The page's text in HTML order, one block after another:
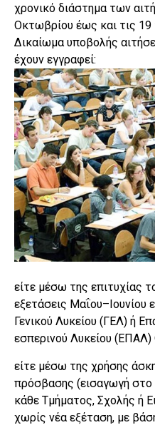
χρονικό διάστημα των
Οκτωβρίου έως και τις 19
Δικαίωμα υποβολής
έχουν εγγραφεί:
είτε μέσω της επιτυχίας
εξετάσεις Μαΐου–Ιουνίου
Γενικού Λυκείου (ΓΕΛ) ή
εσπερινού Λυκείου
είτε μέσω της χρήσης
πρόσβασης (εισαγωγή
κάθε Τμήματος, Σχολής ή
χωρίς νέα εξέταση, με